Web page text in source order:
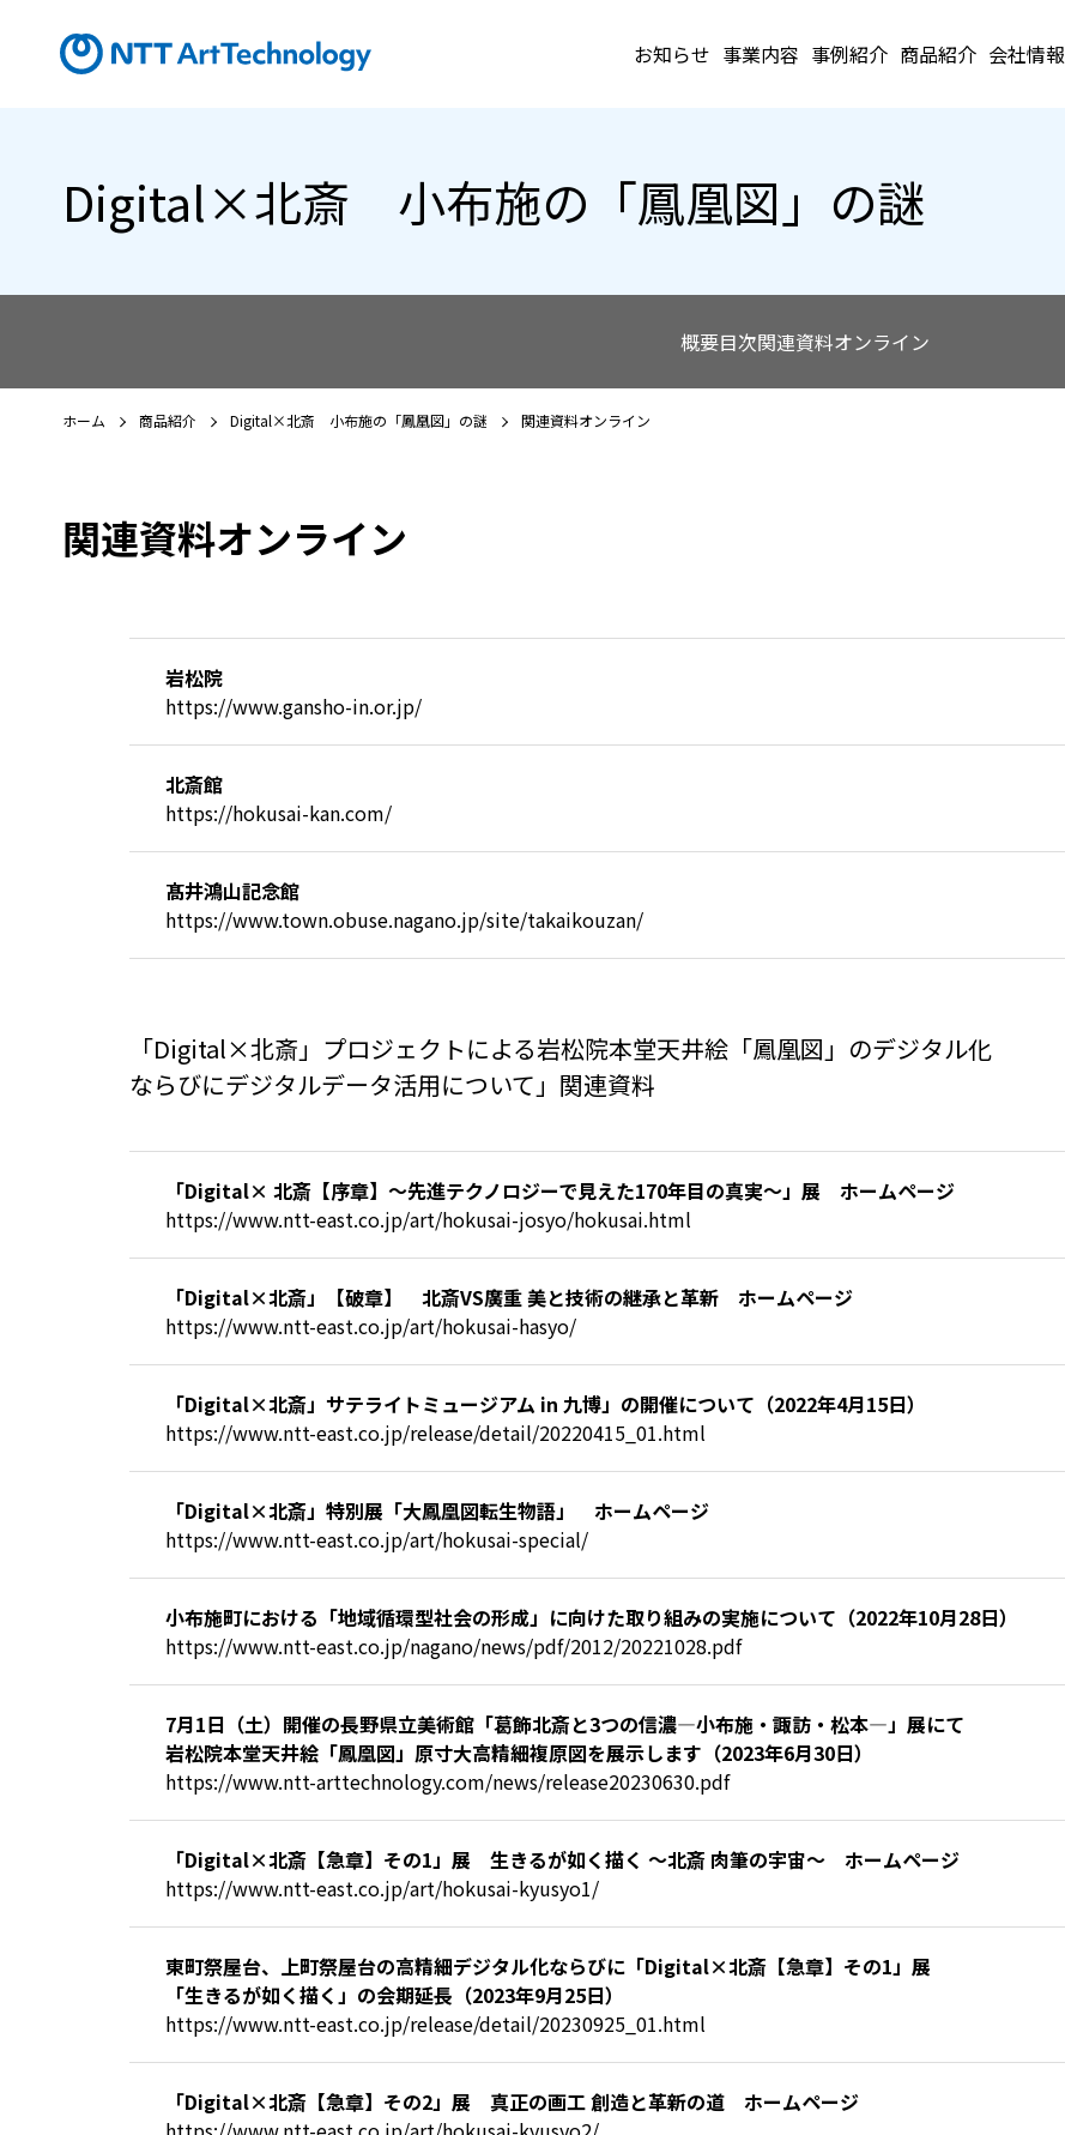
お知らせ 事業内容 事例紹介 商品紹介 会社情報
Digital×北斎 小布施の「鳳凰図」の謎
概要目次関連資料オンライン
ホーム 商品紹介 Digital×北斎 小布施の「鳳凰図」の謎 関連資料オンライン
関連資料オンライン
岩松院
https://www.gansho-in.or.jp/
北斎館
https://hokusai-kan.com/
髙井鴻山記念館
https://www.town.obuse.nagano.jp/site/takaikouzan/
「Digital×北斎」プロジェクトによる岩松院本堂天井絵「鳳凰図」のデジタル化
ならびにデジタルデータ活用について」関連資料
「Digital× 北斎【序章】～先進テクノロジーで見えた170年目の真実～」展 ホームページ
https://www.ntt-east.co.jp/art/hokusai-josyo/hokusai.html
「Digital×北斎」【破章】 北斎VS廣重 美と技術の継承と革新 ホームページ
https://www.ntt-east.co.jp/art/hokusai-hasyo/
「Digital×北斎」サテライトミュージアム in 九博」の開催について（2022年4月15日）
https://www.ntt-east.co.jp/release/detail/20220415_01.html
「Digital×北斎」特別展「大鳳凰図転生物語」 ホームページ
https://www.ntt-east.co.jp/art/hokusai-special/
小布施町における「地域循環型社会の形成」に向けた取り組みの実施について（2022年10月28日）
https://www.ntt-east.co.jp/nagano/news/pdf/2012/20221028.pdf
7月1日（土）開催の⾧野県立美術館「葛飾北斎と3つの信濃―小布施・諏訪・松本―」展にて
岩松院本堂天井絵「鳳凰図」原寸大高精細複原図を展示します（2023年6月30日）
https://www.ntt-arttechnology.com/news/release20230630.pdf
「Digital×北斎【急章】その1」展 生きるが如く描く ～北斎 肉筆の宇宙～ ホームページ
https://www.ntt-east.co.jp/art/hokusai-kyusyo1/
東町祭屋台、上町祭屋台の高精細デジタル化ならびに「Digital×北斎【急章】その1」展
「生きるが如く描く」の会期延長（2023年9月25日）
https://www.ntt-east.co.jp/release/detail/20230925_01.html
「Digital×北斎【急章】その2」展 真正の画工 創造と革新の道 ホームページ